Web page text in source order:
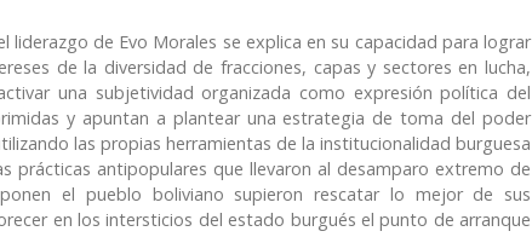
liderazgo de Evo Morales se explica en su capacidad para lograr
de la diversidad de fracciones, capas y sectores en lucha,
una subjetividad organizada como expresión política del
y apuntan a plantear una estrategia de toma del poder
las propias herramientas de la institucionalidad burguesa
prácticas antipopulares que llevaron al desamparo extremo de
el pueblo boliviano supieron rescatar lo mejor de sus
en los intersticios del estado burgués el punto de arranque